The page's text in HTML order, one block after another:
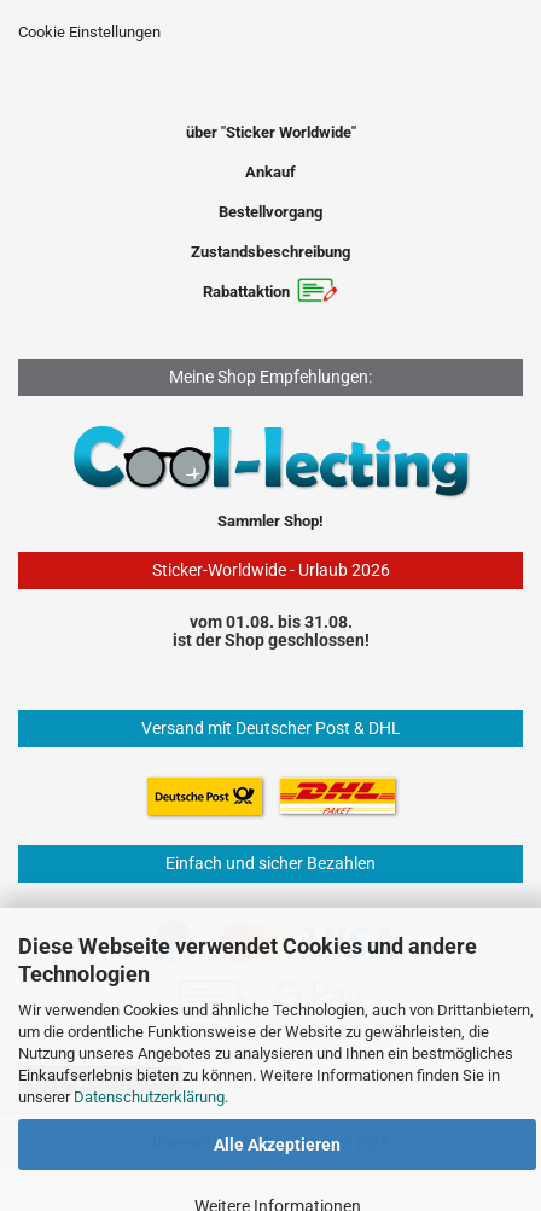
Diese Webseite verwendet Cookies und andere
Technologien
Wir verwenden Cookies und ähnliche Technologien, auch von Drittanbietern,
um die ordentliche Funktionsweise der Website zu gewährleisten, die
Nutzung unseres Angebotes zu analysieren und Ihnen ein bestmögliches
Einkaufserlebnis bieten zu können. Weitere Informationen finden Sie in
unserer Datenschutzerklärung.
Alle Akzeptieren
Weitere Informationen
Cookie Einstellungen
über "Sticker Worldwide"
Ankauf
Bestellvorgang
Zustandsbeschreibung
Rabattaktion
Meine Shop Empfehlungen:
Sammler Shop!
Sticker-Worldwide - Urlaub 2026
vom 01.08. bis 31.08.
ist der Shop geschlossen!
Versand mit Deutscher Post & DHL
Einfach und sicher Bezahlen
Vertrag widerrufen
Internetshopby Gambio.de © 2026